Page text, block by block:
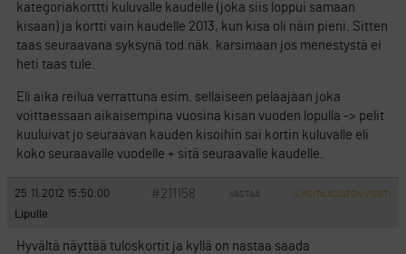
kategoriakorttti kuluvalle kaudelle (joka siis loppui samaan
kisaan) ja kortti vain kaudelle 2013, kun kisa oli näin pieni. Sitten
taas seuraavana syksynä tod.näk. karsimaan jos menestystä ei
heti taas tule.
Eli aika reilua verrattuna esim. sellaiseen pelaajaan joka
voittaessaan aikaisempina vuosina kisan vuoden lopulla -> pelit
kuuluivat jo seuraavan kauden kisoihin sai kortin kuluvalle eli
koko seuraavalle vuodelle + sitä seuraavalle kaudelle.
25.11.2012 15:50:00 #211158 VASTAA ILMOITA ASIATON VIESTI
Lipulle
Hyvältä näyttää tuloskortit ja kyllä on nastaa saada